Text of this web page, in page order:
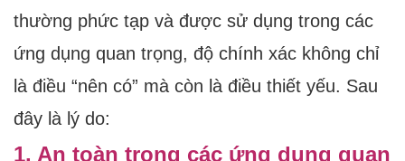
thường phức tạp và được sử dụng trong các
ứng dụng quan trọng, độ chính xác không chỉ
là điều “nên có” mà còn là điều thiết yếu. Sau
đây là lý do:
1. An toàn trong các ứng dụng quan